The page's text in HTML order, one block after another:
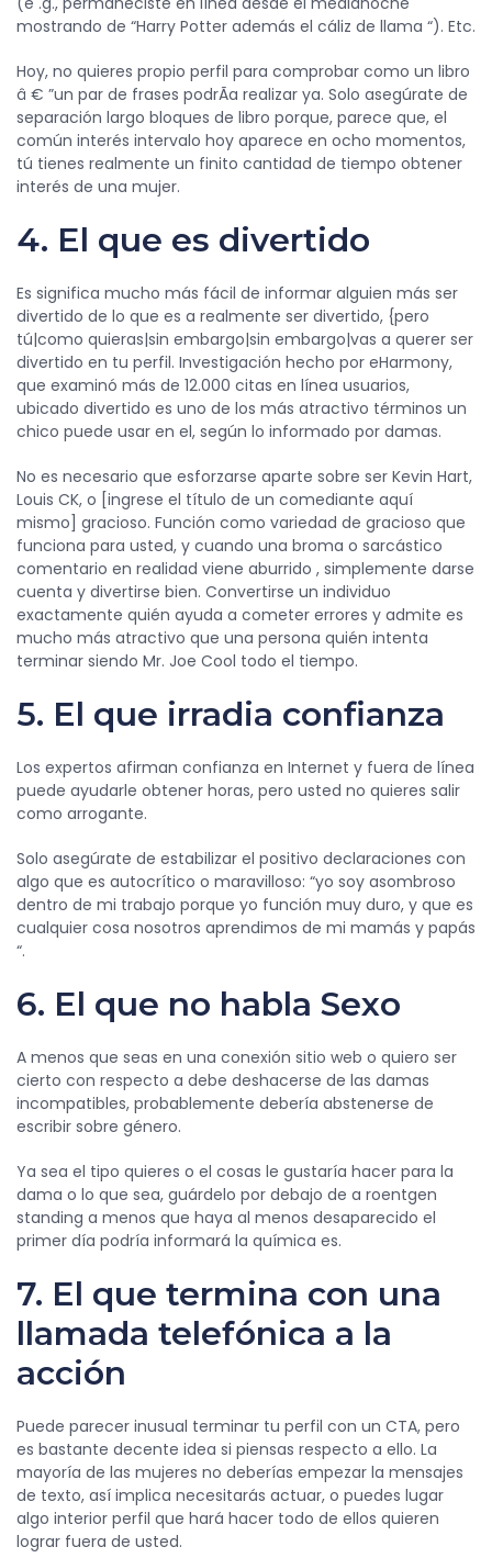
mostrando de “Harry Potter además el cáliz de llama “). Etc.
Hoy, no quieres propio perfil para comprobar como un libro
â € ”un par de frases podrÃa realizar ya. Solo asegúrate de
separación largo bloques de libro porque, parece que, el
común interés intervalo hoy aparece en ocho momentos,
tú tienes realmente un finito cantidad de tiempo obtener
interés de una mujer.
4. El que es divertido
Es significa mucho más fácil de informar alguien más ser
divertido de lo que es a realmente ser divertido, {pero
tú|como quieras|sin embargo|sin embargo|vas a querer ser
divertido en tu perfil. Investigación hecho por eHarmony,
que examinó más de 12.000 citas en línea usuarios,
ubicado divertido es uno de los más atractivo términos un
chico puede usar en el, según lo informado por damas.
No es necesario que esforzarse aparte sobre ser Kevin Hart,
Louis CK, o [ingrese el título de un comediante aquí
mismo] gracioso. Función como variedad de gracioso que
funciona para usted, y cuando una broma o sarcástico
comentario en realidad viene aburrido , simplemente darse
cuenta y divertirse bien. Convertirse un individuo
exactamente quién ayuda a cometer errores y admite es
mucho más atractivo que una persona quién intenta
terminar siendo Mr. Joe Cool todo el tiempo.
5. El que irradia confianza
Los expertos afirman confianza en Internet y fuera de línea
puede ayudarle obtener horas, pero usted no quieres salir
como arrogante.
Solo asegúrate de estabilizar el positivo declaraciones con
algo que es autocrítico o maravilloso: “yo soy asombroso
dentro de mi trabajo porque yo función muy duro, y que es
cualquier cosa nosotros aprendimos de mi mamás y papás
“.
6. El que no habla Sexo
A menos que seas en una conexión sitio web o quiero ser
cierto con respecto a debe deshacerse de las damas
incompatibles, probablemente debería abstenerse de
escribir sobre género.
Ya sea el tipo quieres o el cosas le gustaría hacer para la
dama o lo que sea, guárdelo por debajo de a roentgen
standing a menos que haya al menos desaparecido el
primer día podría informará la química es.
7. El que termina con una
llamada telefónica a la
acción
Puede parecer inusual terminar tu perfil con un CTA, pero
es bastante decente idea si piensas respecto a ello. La
mayoría de las mujeres no deberías empezar la mensajes
de texto, así implica necesitarás actuar, o puedes lugar
algo interior perfil que hará hacer todo de ellos quieren
lograr fuera de usted.